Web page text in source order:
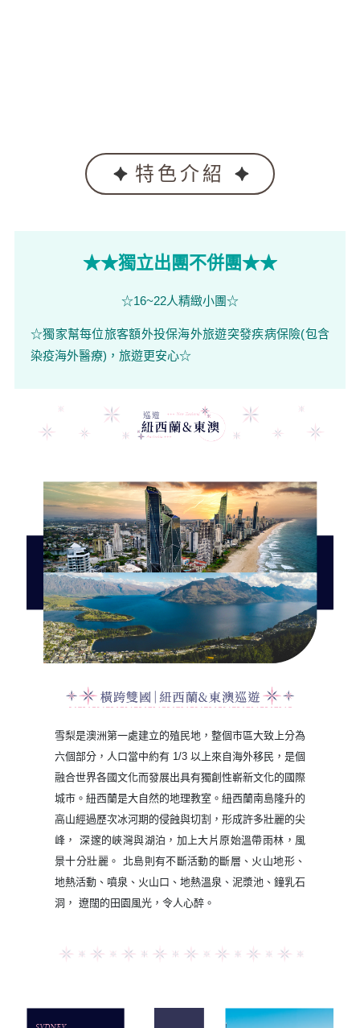
特色介紹
★★獨立出團不併團★★
☆16~22人精緻小團☆
☆獨家幫每位旅客額外投保海外旅遊突發疾病保險(包含
染疫海外醫療)，旅遊更安心☆
雪梨是澳洲第一處建立的殖民地，整個市區大致上分為
六個部分，人口當中約有 1/3 以上來自海外移民，是個
融合世界各國文化而發展出具有獨創性嶄新文化的國際
城市。紐西蘭是大自然的地理教室。紐西蘭南島隆升的
高山經過歷次冰河期的侵蝕與切割，形成許多壯麗的尖
峰， 深邃的峽灣與湖泊，加上大片原始溫帶雨林，風
景十分壯麗。 北島則有不斷活動的斷層、火山地形、
地熱活動、噴泉、火山口、地熱溫泉、泥漿池、鐘乳石
洞， 遼闊的田園風光，令人心醉。